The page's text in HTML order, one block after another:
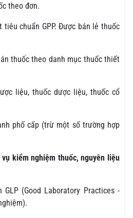
theo đơn.
tiêu chuẩn GPP. Được bán lẻ thuốc
thuốc theo danh mục thuốc thiết
liệu, thuốc dược liệu, thuốc cổ
phố cấp (trừ một số trường hợp
kiểm nghiệm thuốc, nguyên liệu
(Good Laboratory Practices -